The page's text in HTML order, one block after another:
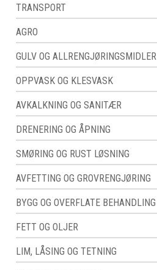
TRANSPORT
AGRO
GULV OG ALLRENGJØRINGSMIDLER
OPPVASK OG KLESVASK
AVKALKNING OG SANITÆR
DRENERING OG ÅPNING
SMØRING OG RUST LØSNING
AVFETTING OG GROVRENGJØRING
BYGG OG OVERFLATE BEHANDLING
FETT OG OLJER
LIM, LÅSING OG TETNING